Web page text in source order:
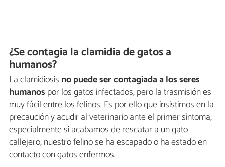
¿Se contagia la clamidia de gatos a
humanos?
La clamidiosis no puede ser contagiada a los seres
humanos por los gatos infectados, pero la trasmisión es
muy fácil entre los felinos. Es por ello que insistimos en la
precaución y acudir al veterinario ante el primer síntoma,
especialmente si acabamos de rescatar a un gato
callejero, nuestro felino se ha escapado o ha estado en
contacto con gatos enfermos.